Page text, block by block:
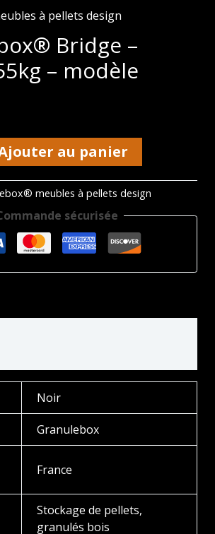
à pellets design
Bridge –
– modèle
au panier
meubles à pellets design
sécurisée
Noir
Granulebox
France
Stockage de pellets,
granulés bois